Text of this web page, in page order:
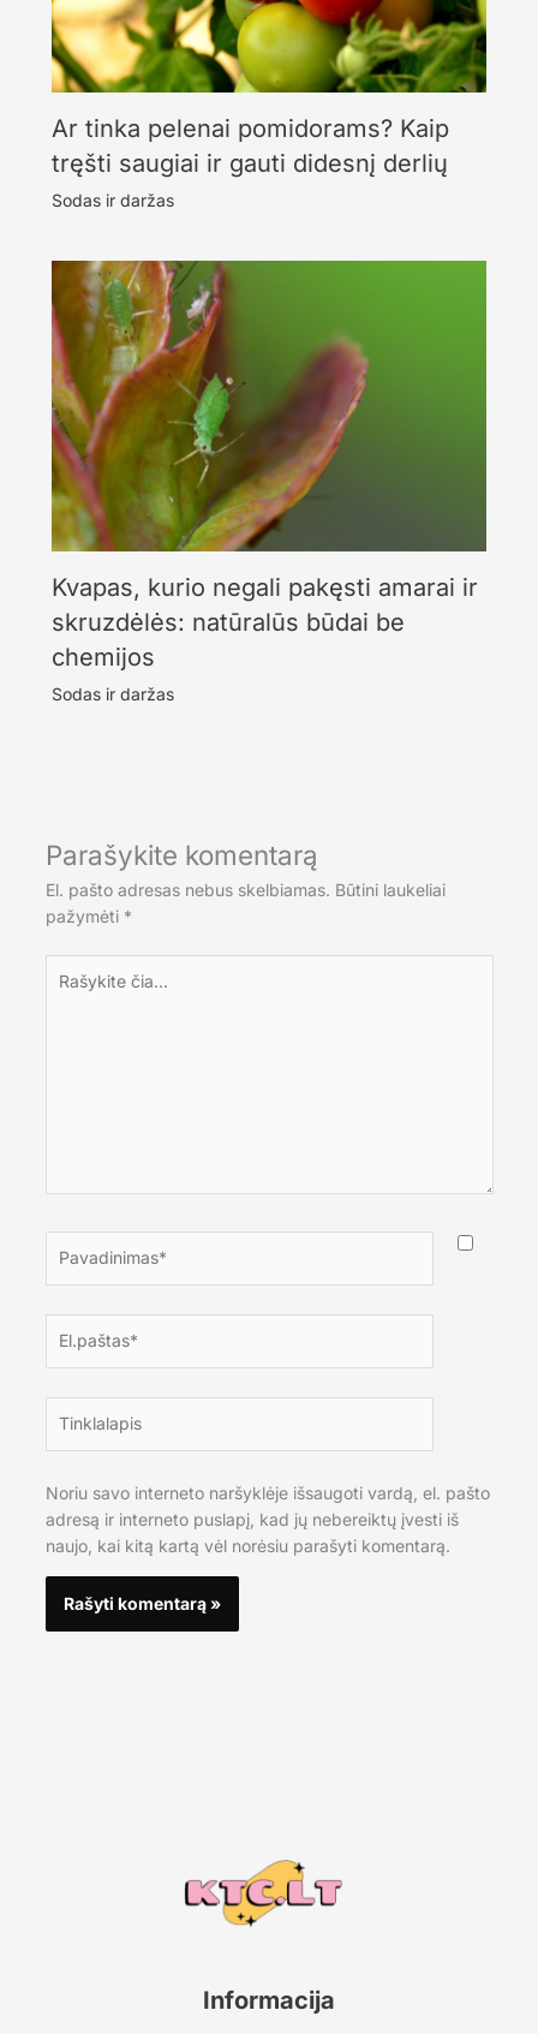
Ar tinka pelenai pomidorams? Kaip
tręšti saugiai ir gauti didesnį derlių
Sodas ir daržas
Kvapas, kurio negali pakęsti amarai ir
skruzdėlės: natūralūs būdai be
chemijos
Sodas ir daržas
Parašykite komentarą
El. pašto adresas nebus skelbiamas. Būtini laukeliai
pažymėti *
čia...
Noriu savo interneto naršyklėje išsaugoti vardą, el. pašto
adresą ir interneto puslapį, kad jų nebereiktų įvesti iš
naujo, kai kitą kartą vėl norėsiu parašyti komentarą.
Informacija